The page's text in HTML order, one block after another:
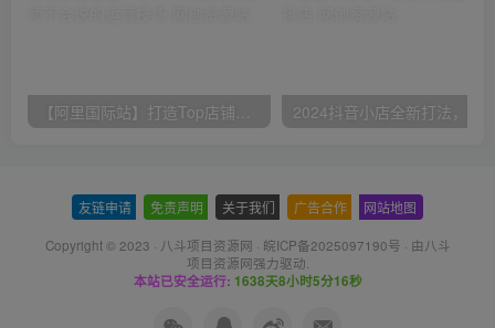
【阿里国际站】打造Top店铺&获得优质询盘客户，​95%的国际站讲师不会说的运营技巧
友链申请 免责声明 关于我们 广告合作 网站地图
Copyright © 2023 · 八斗项目资源网 · 皖ICP备2025097190号 · 由八斗
项目资源网强力驱动.
本站已安全运行: 1638天8小时5分16秒